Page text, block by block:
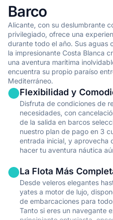
Alicante
• Conocimiento local y
Alicante
•Experiencia de navegación
Alicante
•No se requiere licencia para tu
Alicante
Mostrar todos los alquileres
Con tripulación
La experiencia definitiva de
con servicio profesional
•
Relajación y comodidad
por Alicante
Servicio de tripulación
necesidades
Experiencia gastronómica
Barco
Alicante, con su deslumbrante
privilegiado, ofrece una
durante todo el año. Sus aguas
la impresionante Costa Blanca
una aventura marítima
encuentra su propio paraíso
Mediterráneo.
Flexibilidad y
Disfruta de condiciones de
necesidades, con
de la salida en barcos
nuestro plan de pago en 3
entrada inicial, y aprovecha
hacer tu aventura náutica
La Flota Más
Desde veleros elegantes
yates a motor de lujo,
de embarcaciones para
Tanto si eres un navegante